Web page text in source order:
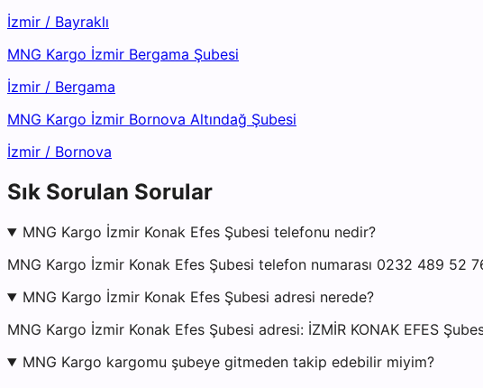
İzmir / Bayraklı
MNG Kargo İzmir Bergama Şubesi
İzmir / Bergama
MNG Kargo İzmir Bornova Altındağ Şubesi
İzmir / Bornova
Sık Sorulan Sorular
MNG Kargo İzmir Konak Efes Şubesi telefonu nedir?
MNG Kargo İzmir Konak Efes Şubesi telefon numarası 0232 489 52
MNG Kargo İzmir Konak Efes Şubesi adresi nerede?
MNG Kargo İzmir Konak Efes Şubesi adresi: İZMİR KONAK EFES
MNG Kargo kargomu şubeye gitmeden takip edebilir miyim?